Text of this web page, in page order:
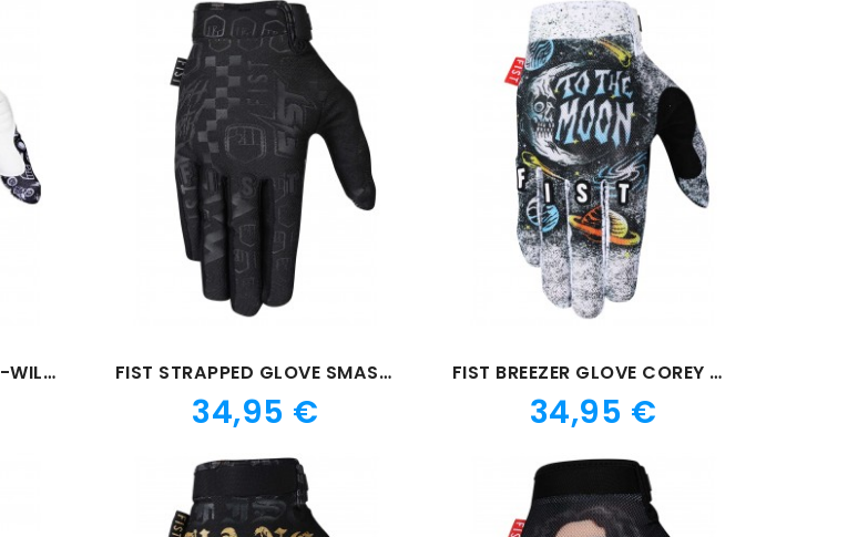
FIST STRAPPED GLOVE R-WILLY ACE FIST STRAPPED GLOVE SMASH FORTH
Prix
34,95 €
FIST BREEZER GLOVE COREY CREED TO THE MOON
Prix
34,95 €